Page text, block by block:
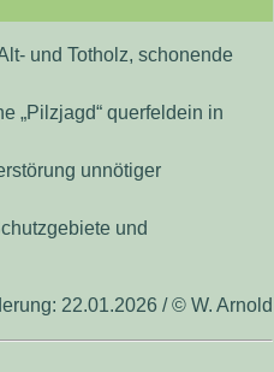
und Totholz, schonende
„Pilzjagd“ querfeldein in
unnötiger
und
22.01.2026 / © W. Arnold